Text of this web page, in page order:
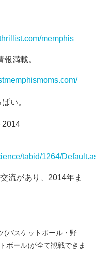
memphis
満載。
い。
2014
tabid/1264/
流があり、2014年ま
(バスケットボール・野
ボール)が全て観戦できま